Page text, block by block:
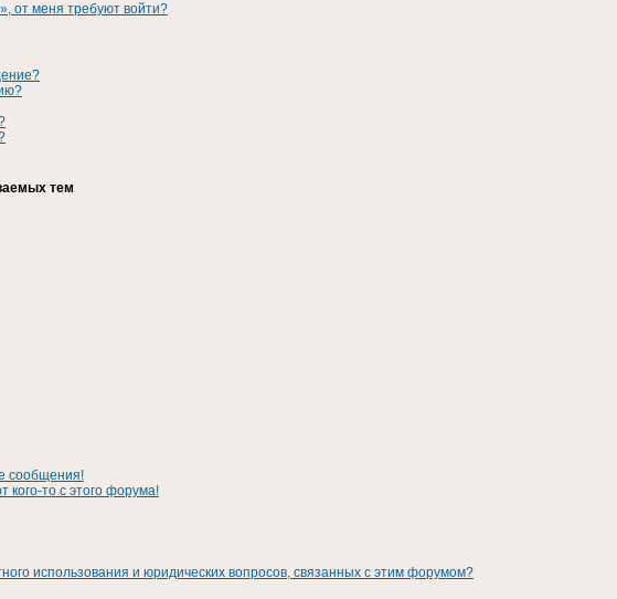
от меня требуют войти?
тем
сообщения!
кого-то с этого форума!
использования и юридических вопросов, связанных с этим форумом?